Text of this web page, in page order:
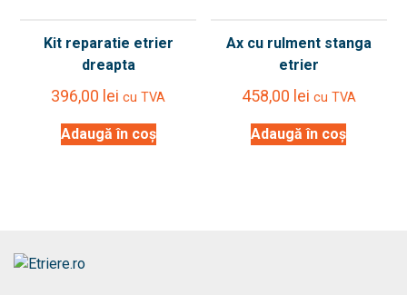
Kit reparatie etrier
dreapta
396,00 lei cu TVA
Adaugă în coș
Ax cu rulment stanga
etrier
458,00 lei cu TVA
Adaugă în coș